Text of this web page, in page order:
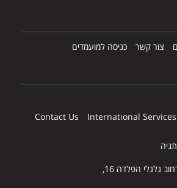
צור קשר
כניסה למועמדים
International Services
Contact Us
גלגלי הפלדה 16,